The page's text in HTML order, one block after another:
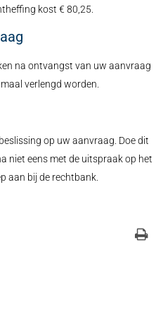
kost € 80,25.
na ontvangst van uw aanvraag
verlengd worden.
op uw aanvraag. Doe dit
niet eens met de uitspraak op het
aan bij de rechtbank.